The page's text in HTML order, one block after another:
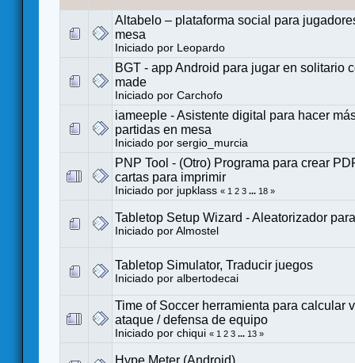
Altabelo – plataforma social para
mesa
Iniciado por Leopardo
BGT - app Android para jugar en solitario
made
Iniciado por Carchofo
iameeple - Asistente digital para hacer
partidas en mesa
Iniciado por sergio_murcia
PNP Tool - (Otro) Programa para crear
cartas para imprimir
Iniciado por jupklass « 1 2 3 ... 18 »
Tabletop Setup Wizard - Aleatorizador
Iniciado por Almostel
Tabletop Simulator, Traducir juegos
Iniciado por albertodecai
Time of Soccer herramienta para calcular
ataque / defensa de equipo
Iniciado por chiqui « 1 2 3 ... 13 »
Hype Meter (Android)